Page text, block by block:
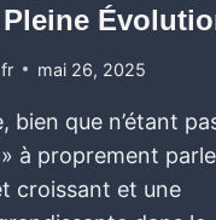
mai 26, 2025
bien que n’étant
à proprement
croissant et une